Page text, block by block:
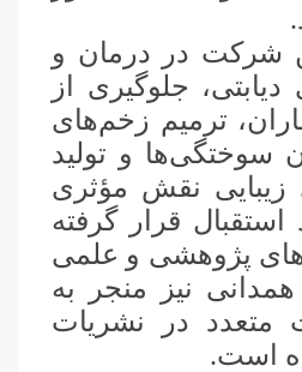
.
شرکت در درمان و
جلوگیری از
ترمیم زخم‌های
سوختگی‌ها و تولید
زیبایی نقش مؤثری
قرار گرفته
پژوهشی و علمی
همدانی نیز منجر به
متعدد در نشریات
است.